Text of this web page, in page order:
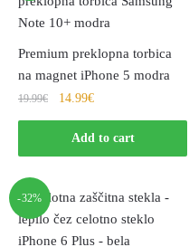
Premium preklopna torbica
na magnet iPhone 5 modra
19.99€ 14.99€
Add to cart
-32%